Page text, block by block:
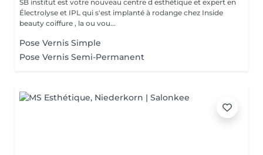
SB institut est votre nouveau centre d esthétique et expert en
Électrolyse et IPL qui s'est implanté à rodange chez Inside
beauty coiffure , la ou vou...
Pose Vernis Simple
Pose Vernis Semi-Permanent